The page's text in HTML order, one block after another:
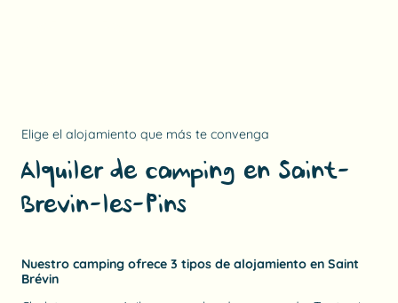
Elige el alojamiento que más te convenga
Alquiler de camping en Saint-
Brevin-les-Pins
Nuestro camping ofrece 3 tipos de alojamiento en Saint
Brévin